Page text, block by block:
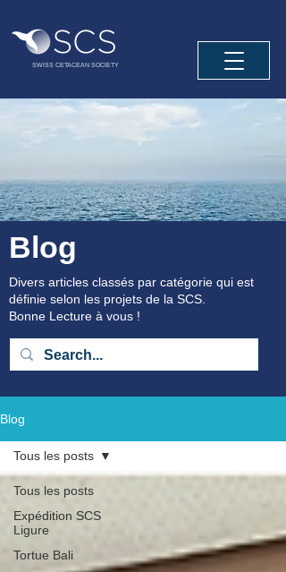
SWISS CETACEAN SOCIETY
Blog
Divers articles classés par catégorie qui est
définie selon les projets de la SCS.
Bonne Lecture à vous !
Blog
Tous les posts
Expédition SCS
Ligure
Tortue Bali
Tous les posts